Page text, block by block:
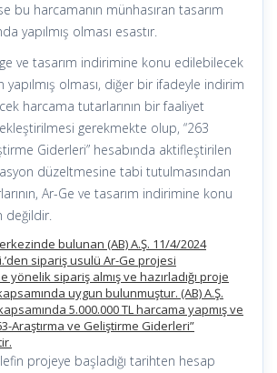
bu harcamanın münhasıran tasarım
yapılmış olması esastır.
ve tasarım indirimine konu edilebilecek
yapılmış olması, diğer bir ifadeyle indirim
harcama tutarlarının bir faaliyet
gerekmekte olup, “263
Giderleri” hesabında aktifleştirilen
düzeltmesine tabi tutulmasından
Ar-Ge ve tasarım indirimine konu
değildir.
bulunan (AB) A.Ş. 11/4/2024
sipariş usulü Ar-Ge projesi
yönelik sipariş almış ve hazırladığı proje
uygun bulunmuştur. (AB) A.Ş.
5.000.000 TL harcama yapmış ve
Araştırma ve Geliştirme Giderleri”
projeye başladığı tarihten hesap